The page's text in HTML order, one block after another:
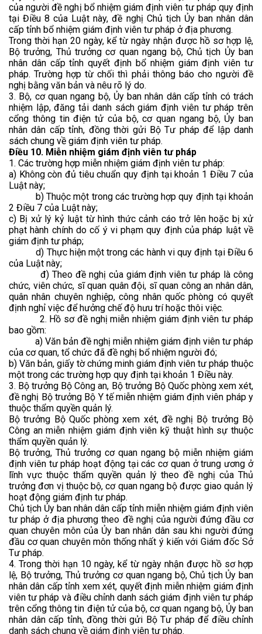
của người đề nghị bổ nhiệm giám định viên tư pháp quy định
tại Điều 8 của Luật này, đề nghị Chủ tịch Ủy ban nhân dân
cấp tỉnh bổ nhiệm giám định viên tư pháp ở địa phương.
Trong thời hạn 20 ngày, kể từ ngày nhận được hồ sơ hợp lệ,
Bộ trưởng, Thủ trưởng cơ quan ngang bộ, Chủ tịch Ủy ban
nhân dân cấp tỉnh quyết định bổ nhiệm giám định viên tư
pháp. Trường hợp từ chối thì phải thông báo cho người đề
nghị bằng văn bản và nêu rõ lý do.
3. Bộ, cơ quan ngang bộ, Ủy ban nhân dân cấp tỉnh có trách
nhiệm lập, đăng tải danh sách giám định viên tư pháp trên
cổng thông tin điện tử của bộ, cơ quan ngang bộ, Ủy ban
nhân dân cấp tỉnh, đồng thời gửi Bộ Tư pháp để lập danh
sách chung về giám định viên tư pháp.
Điều 10. Miễn nhiệm giám định viên tư pháp
1. Các trường hợp miễn nhiệm giám định viên tư pháp:
a) Không còn đủ tiêu chuẩn quy định tại khoản 1 Điều 7 của
Luật này;
b) Thuộc một trong các trường hợp quy định tại khoản
2 Điều 7 của Luật này;
c) Bị xử lý kỷ luật từ hình thức cảnh cáo trở lên hoặc bị xử
phạt hành chính do cố ý vi phạm quy định của pháp luật về
giám định tư pháp;
d) Thực hiện một trong các hành vi quy định tại Điều 6
của Luật này;
đ) Theo đề nghị của giám định viên tư pháp là công
chức, viên chức, sĩ quan quân đội, sĩ quan công an nhân dân,
quân nhân chuyên nghiệp, công nhân quốc phòng có quyết
định nghỉ việc để hưởng chế độ hưu trí hoặc thôi việc.
2. Hồ sơ đề nghị miễn nhiệm giám định viên tư pháp
bao gồm:
a) Văn bản đề nghị miễn nhiệm giám định viên tư pháp
của cơ quan, tổ chức đã đề nghị bổ nhiệm người đó;
b) Văn bản, giấy tờ chứng minh giám định viên tư pháp thuộc
một trong các trường hợp quy định tại khoản 1 Điều này.
3. Bộ trưởng Bộ Công an, Bộ trưởng Bộ Quốc phòng xem xét,
đề nghị Bộ trưởng Bộ Y tế miễn nhiệm giám định viên pháp y
thuộc thẩm quyền quản lý.
Bộ trưởng Bộ Quốc phòng xem xét, đề nghị Bộ trưởng Bộ
Công an miễn nhiệm giám định viên kỹ thuật hình sự thuộc
thẩm quyền quản lý.
Bộ trưởng, Thủ trưởng cơ quan ngang bộ miễn nhiệm giám
định viên tư pháp hoạt động tại các cơ quan ở trung ương ở
lĩnh vực thuộc thẩm quyền quản lý theo đề nghị của Thủ
trưởng đơn vị thuộc bộ, cơ quan ngang bộ được giao quản lý
hoạt động giám định tư pháp.
Chủ tịch Ủy ban nhân dân cấp tỉnh miễn nhiệm giám định viên
tư pháp ở địa phương theo đề nghị của người đứng đầu cơ
quan chuyên môn của Ủy ban nhân dân sau khi người đứng
đầu cơ quan chuyên môn thống nhất ý kiến với Giám đốc Sở
Tư pháp.
4. Trong thời hạn 10 ngày, kể từ ngày nhận được hồ sơ hợp
lệ, Bộ trưởng, Thủ trưởng cơ quan ngang bộ, Chủ tịch Ủy ban
nhân dân cấp tỉnh xem xét, quyết định miễn nhiệm giám định
viên tư pháp và điều chỉnh danh sách giám định viên tư pháp
trên cổng thông tin điện tử của bộ, cơ quan ngang bộ, Ủy ban
nhân dân cấp tỉnh, đồng thời gửi Bộ Tư pháp để điều chỉnh
danh sách chung về giám định viên tư pháp.